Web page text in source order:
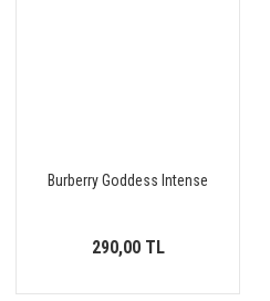
Burberry Goddess Intense
290,00 TL